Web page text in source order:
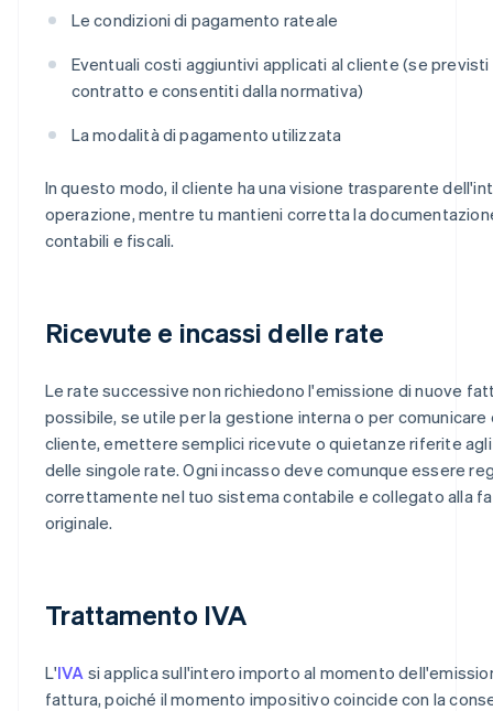
Le condizioni di pagamento rateale
Eventuali costi aggiuntivi applicati al cliente (se previsti
contratto e consentiti dalla normativa)
La modalità di pagamento utilizzata
In questo modo, il cliente ha una visione trasparente
operazione, mentre tu mantieni corretta la
contabili e fiscali.
Ricevute e incassi delle rate
Le rate successive non richiedono l'emissione di nuove
possibile, se utile per la gestione interna o per comunicare
cliente, emettere semplici ricevute o quietanze riferite
delle singole rate. Ogni incasso deve comunque essere
correttamente nel tuo sistema contabile e collegato alla
originale.
Trattamento IVA
L'IVA si applica sull'intero importo al momento
fattura, poiché il momento impositivo coincide con la